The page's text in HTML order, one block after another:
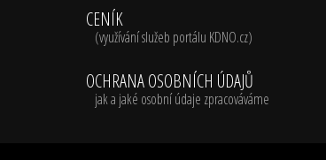
CENÍK
(využívání služeb portálu KDNO.cz)
OCHRANA OSOBNÍCH ÚDAJŮ
jak a jaké osobní údaje zpracováváme